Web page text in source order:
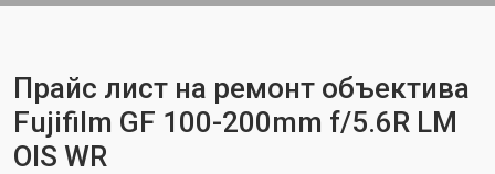
Прайс лист на ремонт объектива
Fujifilm GF 100-200mm f/5.6R LM
OIS WR